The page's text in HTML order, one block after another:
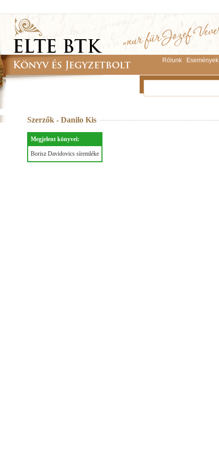
Rólunk Események
Szerzők - Danilo Kis
Megjelent könyvei:
Borisz Davidovics síremléke